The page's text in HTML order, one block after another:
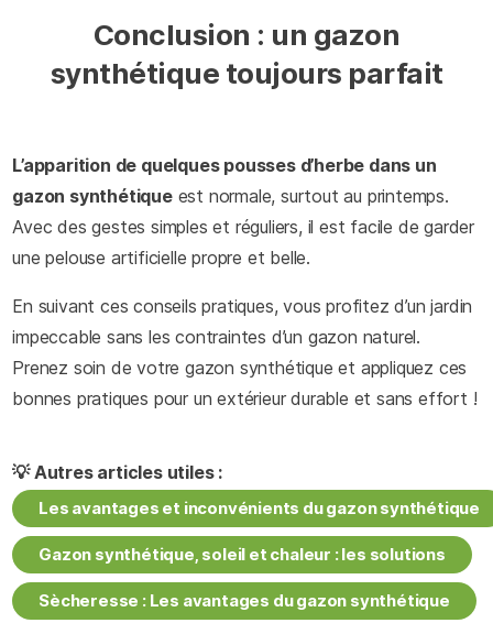
Conclusion : un gazon
synthétique toujours parfait
L’apparition de quelques pousses d’herbe dans un
gazon synthétiqueest normale, surtout au printemps.
Avec des gestes simples et réguliers, il est facile de garder
une pelouse artificielle propre et belle.
En suivant ces conseils pratiques, vous profitez d’un jardin
impeccable sans les contraintes d’un gazon naturel.
Prenez soin de votre gazon synthétique et appliquez ces
bonnes pratiques pour un extérieur durable et sans effort !
💡 Autres articles utiles :
Les avantages et inconvénients du gazon synthétique
Gazon synthétique, soleil et chaleur : les solutions
Sècheresse : Les avantages du gazon synthétique